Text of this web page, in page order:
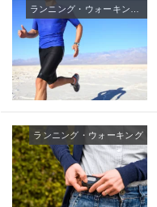
ランニング・ウォーキング